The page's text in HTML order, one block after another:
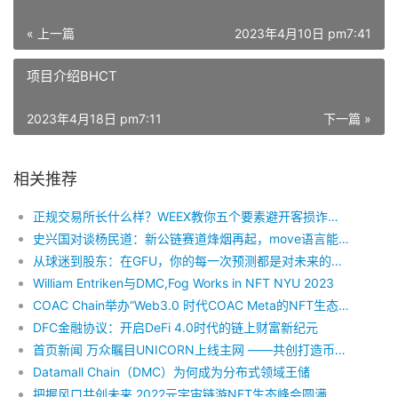
« 上一篇 2023年4月10日 pm7:41
项目介绍BHCT
下一篇 »
2023年4月18日 pm7:11
相关推荐
正规交易所长什么样？WEEX教你五个要素避开客损诈骗平台
史兴国对谈杨民道：新公链赛道烽烟再起，move语言能开启下一轮牛市吗？
从球迷到股东：在GFU，你的每一次预测都是对未来的投资
William Entriken与DMC,Fog Works in NFT NYU 2023
COAC Chain举办“Web3.0 时代COAC Meta的NFT生态发展之路”AMA
DFC金融协议：开启DeFi 4.0时代的链上财富新纪元
首页新闻 万众瞩目UNICORN上线主网 ——共创打造币圈万亿市值“独角兽”
Datamall Chain（DMC）为何成为分布式领域王储